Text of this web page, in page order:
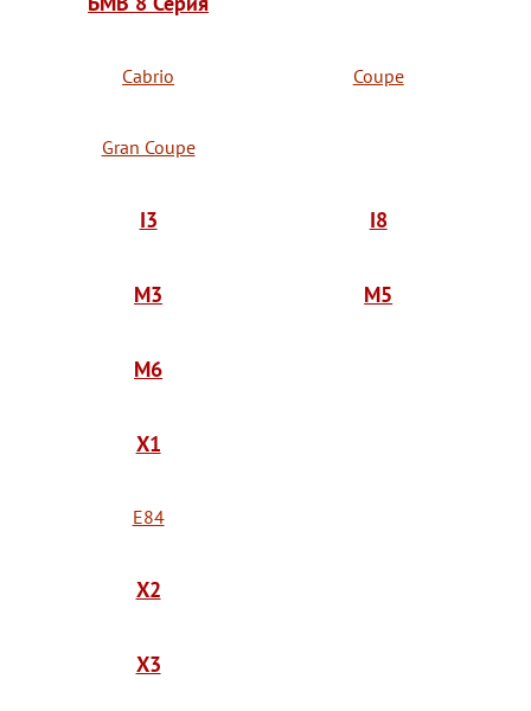
Cabrio Coupe
Gran Coupe
I3 I8
M3 M5
M6
X1
E84
X2
X3